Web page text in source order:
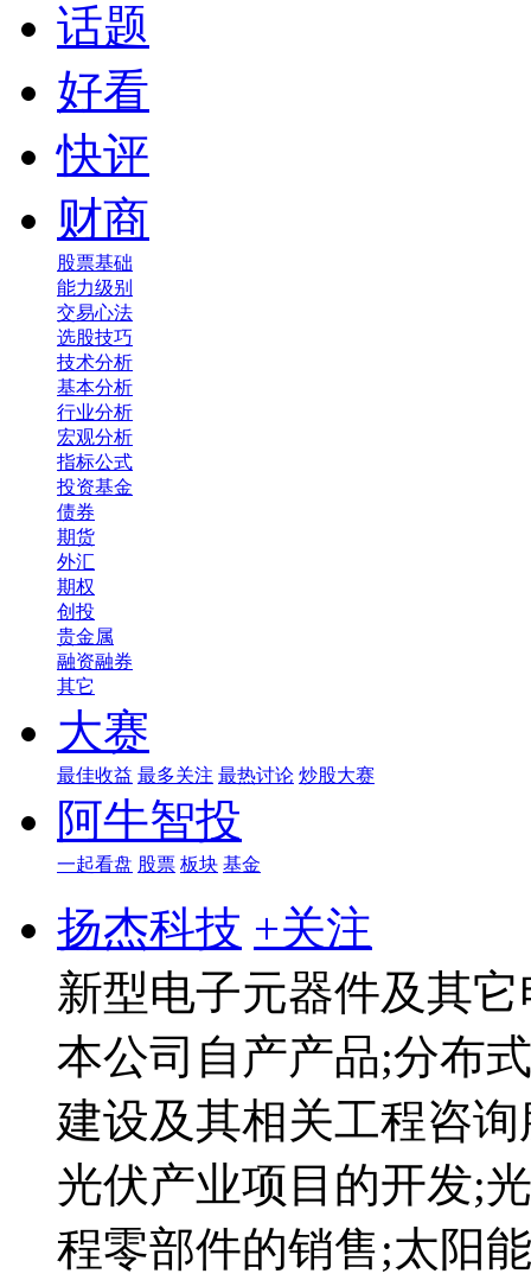
话题
好看
快评
财商
股票基础
能力级别
交易心法
选股技巧
技术分析
基本分析
行业分析
宏观分析
指标公式
投资基金
债券
期货
外汇
期权
创投
贵金属
融资融券
其它
大赛
最佳收益 最多关注 最热讨论 炒股大赛
阿牛智投
一起看盘 股票 板块 基金
扬杰科技 +关注
新型电子元器件及其
本公司自产产品;分布
建设及其相关工程咨
光伏产业项目的开发;
程零部件的销售;太阳